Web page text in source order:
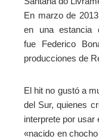
En marzo de
en una estancia
fue Federico
producciones de
El hit no gustó a
del Sur, quienes
interprete por
«nacido en